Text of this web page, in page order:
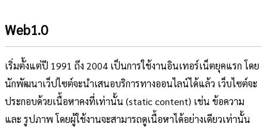
Web1.0
เริ่มตั้งแต่ปี 1991 ถึง 2004 เป็นการใช้งานอินเทอร์เน็ตยุคแรก โดย
นักพัฒนาเว็ปไซต์จะนำเสนอบริการทางออนไลน์ได้แล้ว เว็บไซต์จะ
ประกอบด้วยเนื้อหาคงที่เท่านั้น (static content) เช่น ข้อความ
และ รูปภาพ โดยผู้ใช้งานจะสามารถดูเนื้อหาได้อย่างเดียวเท่านั้น